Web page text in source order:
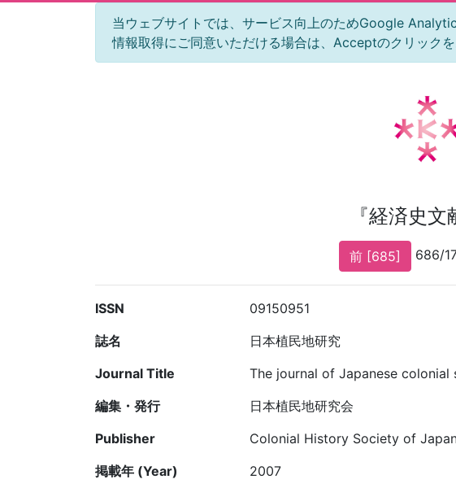
当ウェブサイトでは、サービス向上のためGoogle
情報取得にご同意いただける場合は、Acceptのクリックを
『経済史
前 [685] 686/
ISSN
09150951
誌名
日本植民地研究
Journal Title
The journal of Japanese colonial
編集・発行
日本植民地研究会
Publisher
Colonial History Society of
掲載年 (Year)
2007